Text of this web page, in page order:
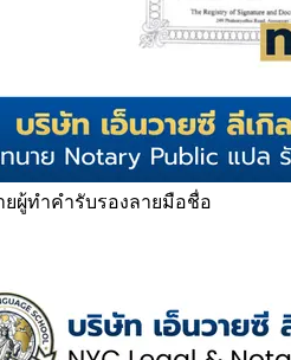
ยผู้ทำคำรับรองลายมือชื่อ